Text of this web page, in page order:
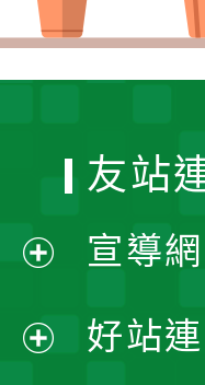
開
友站
宣導
好站